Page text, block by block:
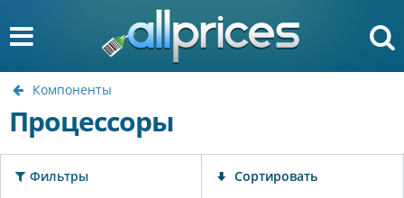
Компоненты
Процессоры
Фильтры Сортировать